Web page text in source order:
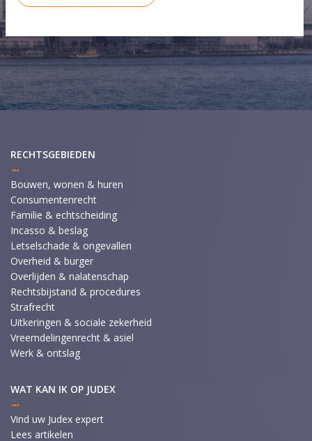
RECHTSGEBIEDEN
Bouwen, wonen & huren
Consumentenrecht
Familie & echtscheiding
Incasso & beslag
Letselschade & ongevallen
Overheid & burger
Overlijden & nalatenschap
Rechtsbijstand & procedures
Strafrecht
Uitkeringen & sociale zekerheid
Vreemdelingenrecht & asiel
Werk & ontslag
WAT KAN IK OP JUDEX
Vind uw Judex expert
Lees artikelen